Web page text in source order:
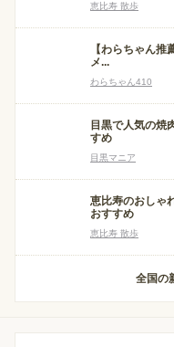
恵比寿 散歩
【わらちゃん
メ...
わらちゃん410
目黒で人気の焼
すめ
目黒マニア
恵比寿のおしゃ
おすすめ
恵比寿 散歩
全国の